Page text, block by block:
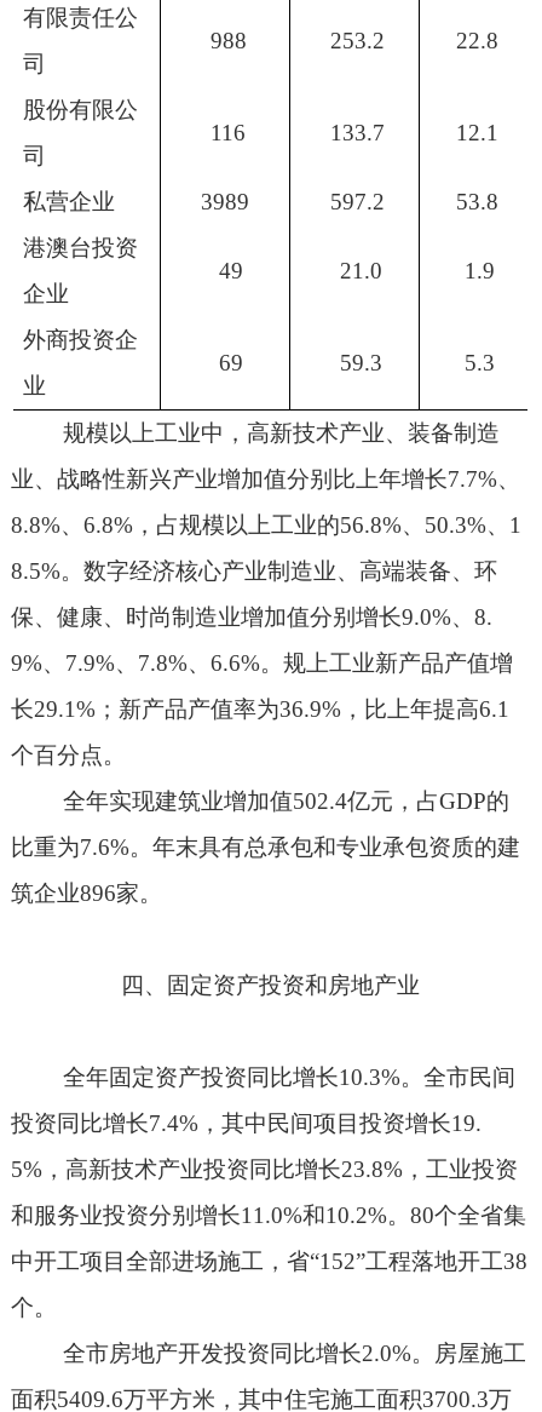
有限责任公
司
988 253.2 22.8
股份有限公
司
116 133.7 12.1
私营企业 3989 597.2
53.8
港澳台投资
企业
49 21.0 1.9
外商投资企
业
69 59.3 5.3
规模以上工业中，高新技术产业、装备制造
业、战略性新兴产业增加值分别比上年增长7.7%、
8.8%、 6.8%，占规模以上工业的56.8%、 50.3%、 1
8.5%。数字经济核心产业制造业、高端装备、环
保、健康、时尚制造业增加值分别增长9.0%、 8.
9%、 7.9%、 7.8%、 6.6%。规上工业新产品产值增
长29.1%；新产品产值率为36.9%，比上年提高6.1
个百分点。
全年实现建筑业增加值502.4亿元，占GDP的
比重为7.6%。年末具有总承包和专业承包资质的建
筑企业896家。
四、固定资产投资和房地产业
全年固定资产投资同比增长10.3%。全市民间
投资同比增长7.4%，其中民间项目投资增长19.
5%，高新技术产业投资同比增长23.8%，工业投资
和服务业投资分别增长11.0%和10.2%。 80个全省集
中开工项目全部进场施工，省“152”工程落地开工38
个。
全市房地产开发投资同比增长2.0%。房屋施工
面积5409.6万平方米，其中住宅施工面积3700.3万